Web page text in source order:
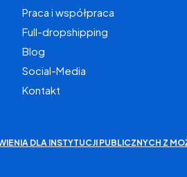
Praca i współpraca
Full-dropshipping
Blog
Social-Media
Kontakt
DLA INSTYTUCJI PUBLICZNYCH Z